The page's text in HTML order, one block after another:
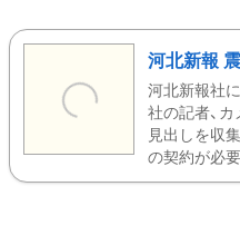
河北新報
河北新報社
社の記者、
見出しを収
の契約が必要